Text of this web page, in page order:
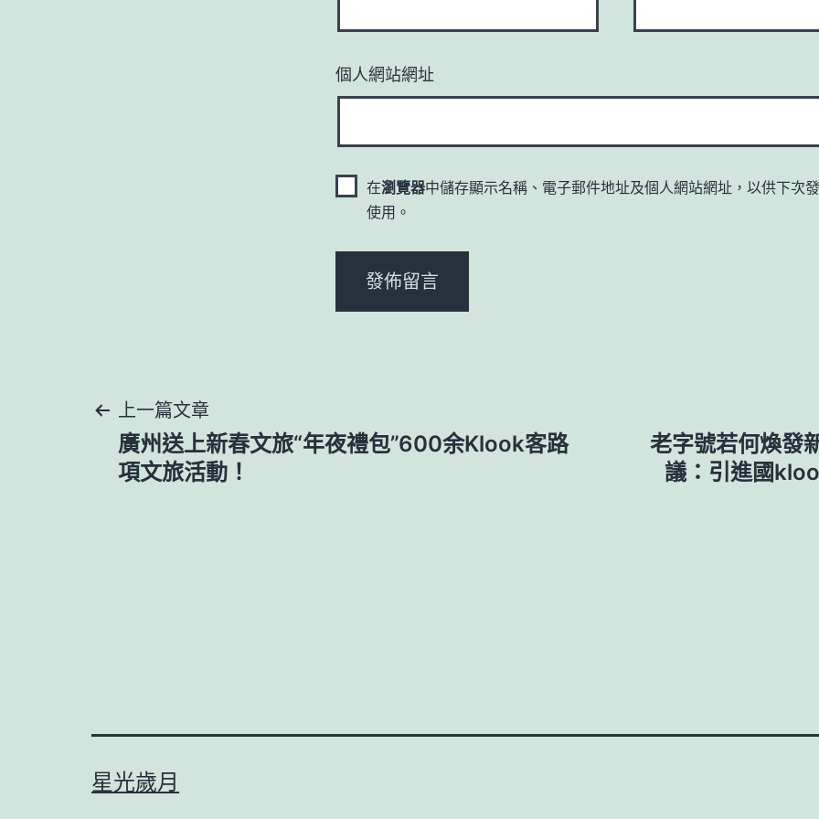
個人網站網址
在瀏覽器中儲存顯示名稱、電子郵件地址及個人網站網址，以供下次
使用。
文
章
上一篇文章
廣州送上新春文旅“年夜禮包”600余Klook客路
項文旅活動！
老字號若何煥發
議：引進國
星光歲月